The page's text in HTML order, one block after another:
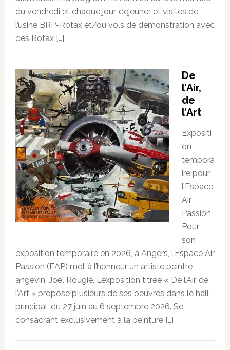
du vendredi et chaque jour, dejeuner et visites de
l’usine BRP-Rotax et/ou vols de démonstration avec
des Rotax […]
De
l’Air,
de
l’Art
Expositi
on
tempora
ire pour
l’Espace
Air
Passion.
Pour
son
exposition temporaire en 2026, à Angers, l’Espace Air
Passion (EAP) met à l’honneur un artiste peintre
angevin, Joël Rougié. L’exposition titrée « De l’Air, de
l’Art » propose plusieurs de ses oeuvres dans le hall
principal, du 27 juin au 6 septembre 2026. Se
consacrant exclusivement à la peinture […]